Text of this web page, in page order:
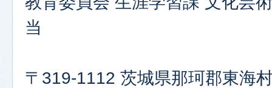
当
〒319-1112 茨城県那珂郡東海